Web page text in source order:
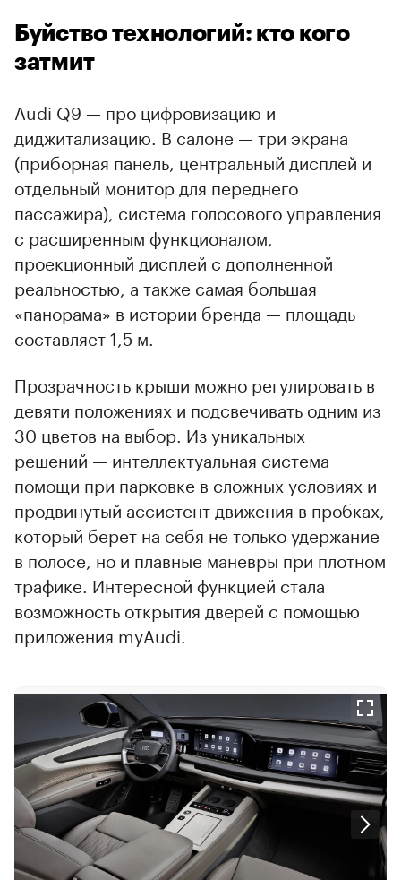
Буйство технологий: кто кого
затмит
Audi Q9 — про цифровизацию и
диджитализацию. В салоне — три экрана
(приборная панель, центральный дисплей и
отдельный монитор для переднего
пассажира), система голосового управления
с расширенным функционалом,
проекционный дисплей с дополненной
реальностью, а также самая большая
«панорама» в истории бренда — площадь
составляет 1,5 м.
Прозрачность крыши можно регулировать в
девяти положениях и подсвечивать одним из
30 цветов на выбор. Из уникальных
решений — интеллектуальная система
помощи при парковке в сложных условиях и
продвинутый ассистент движения в пробках,
который берет на себя не только удержание
в полосе, но и плавные маневры при плотном
трафике. Интересной функцией стала
возможность открытия дверей с помощью
приложения myAudi.